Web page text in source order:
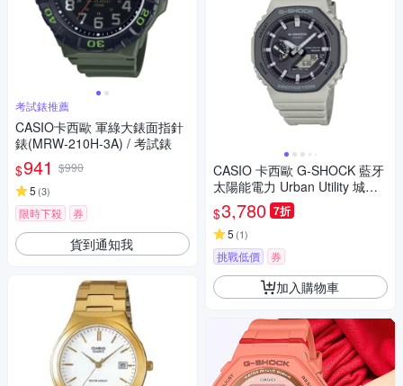
考試錶推薦
CASIO卡西歐 軍綠大錶面指針
錶(MRW-210H-3A) / 考試錶
$941 $990
5 (3)
限時下殺 券
貨到通知我
CASIO 卡西歐 G-SHOCK 藍牙
太陽能電力 Urban Utility 城市
潮流 卡其白 八角形錶殼 GA-B2
100LUU-5A_45.4mm
$3,780 7折
5 (1)
挑戰低價 券
加入購物車